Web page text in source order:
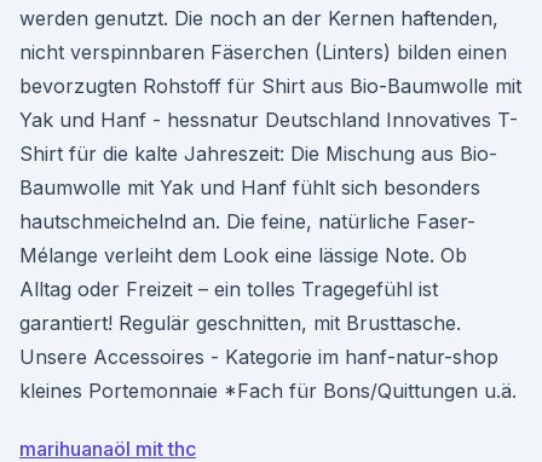
werden genutzt. Die noch an der Kernen haftenden,
nicht verspinnbaren Fäserchen (Linters) bilden einen
bevorzugten Rohstoff für Shirt aus Bio-Baumwolle mit
Yak und Hanf - hessnatur Deutschland Innovatives T-
Shirt für die kalte Jahreszeit: Die Mischung aus Bio-
Baumwolle mit Yak und Hanf fühlt sich besonders
hautschmeichelnd an. Die feine, natürliche Faser-
Mélange verleiht dem Look eine lässige Note. Ob
Alltag oder Freizeit – ein tolles Tragegefühl ist
garantiert! Regulär geschnitten, mit Brusttasche.
Unsere Accessoires - Kategorie im hanf-natur-shop
kleines Portemonnaie *Fach für Bons/Quittungen u.ä.
marihuanaöl mit thc